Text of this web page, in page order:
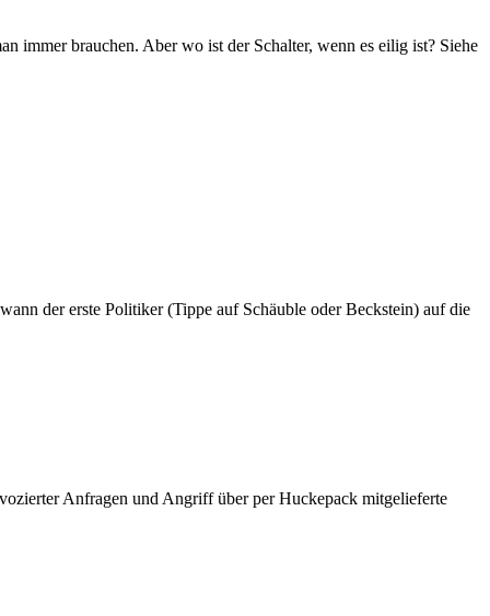
immer brauchen. Aber wo ist der Schalter, wenn es eilig ist? Siehe
der erste Politiker (Tippe auf Schäuble oder Beckstein) auf die
Anfragen und Angriff über per Huckepack mitgelieferte